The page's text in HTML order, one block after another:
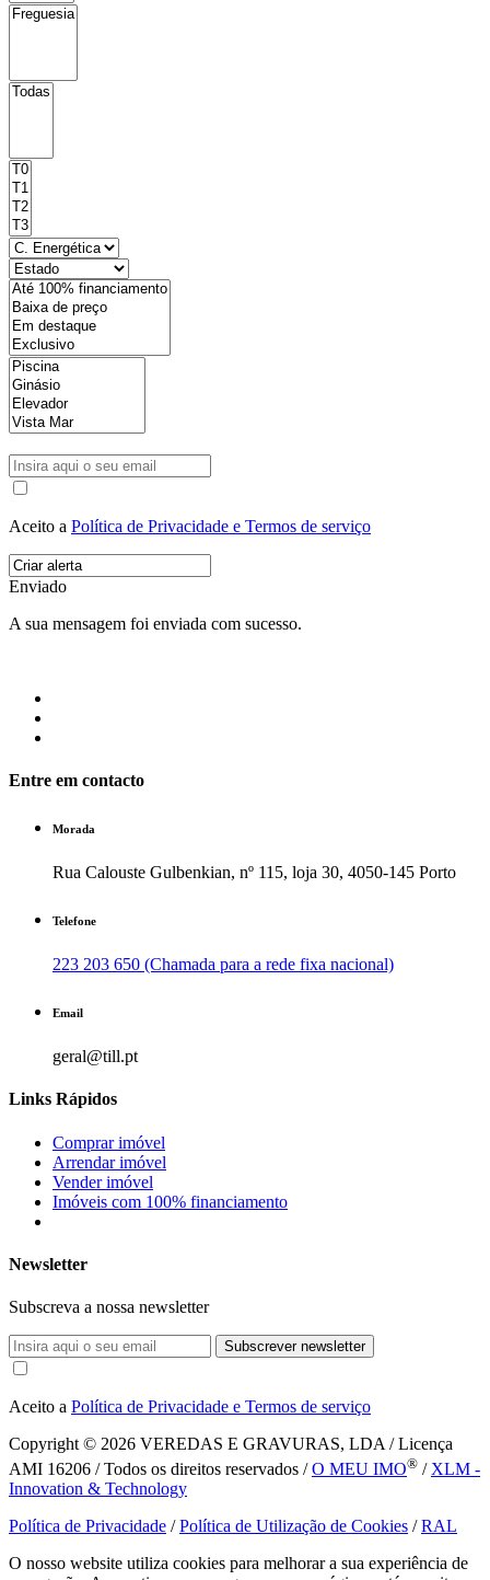
Aceito a Política de Privacidade e Termos de serviço
Enviado
A sua mensagem foi enviada com sucesso.
Entre em contacto
Morada
Rua Calouste Gulbenkian, nº 115, loja 30, 4050-145 Porto
Telefone
223 203 650 (Chamada para a rede fixa nacional)
Email
geral@till.pt
Links Rápidos
Comprar imóvel
Arrendar imóvel
Vender imóvel
Imóveis com 100% financiamento
Newsletter
Subscreva a nossa newsletter
Subscrever newsletter
Aceito a Política de Privacidade e Termos de serviço
Copyright © 2026 VEREDAS E GRAVURAS, LDA / Licença
AMI 16206 / Todos os direitos reservados /O MEU IMO® / XLM -
Innovation & Technology
Política de Privacidade /Política de Utilização de Cookies /RAL
O nosso website utiliza cookies para melhorar a sua experiência de